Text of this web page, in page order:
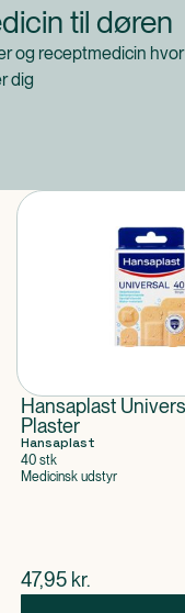
til døren
og receptmedicin
dig
Hansaplast
Plaster
Hansaplast
40 stk
Medicinsk udstyr
$nuværende pris
47,95 kr.